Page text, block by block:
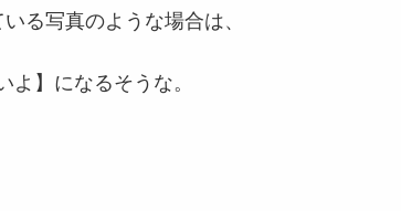
る写真のような場合は、
よ】になるそうな。